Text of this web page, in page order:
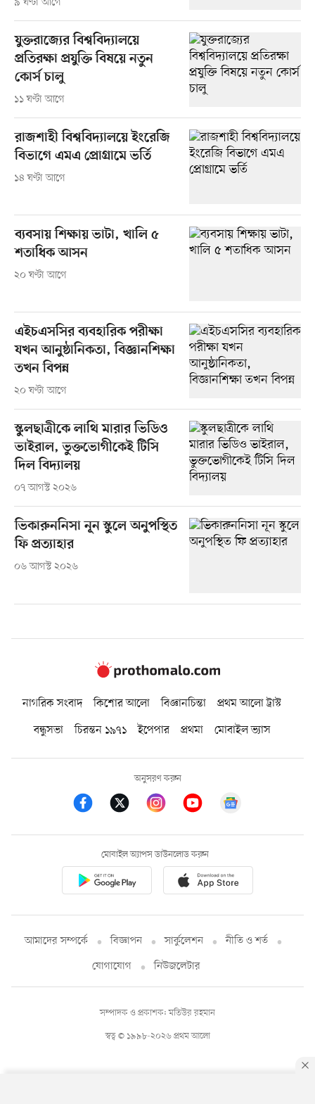
যুক্তরাজ্যের বিশ্ববিদ্যালয়ে
প্রতিরক্ষা প্রযুক্তি বিষয়ে নতুন
কোর্স চালু
১১ ঘণ্টা আগে
রাজশাহী বিশ্ববিদ্যালয়ে ইংরেজি
বিভাগে এমএ প্রোগ্রামে ভর্তি
১৪ ঘণ্টা আগে
ব্যবসায় শিক্ষায় ভাটা, খালি ৫
শতাধিক আসন
২০ ঘণ্টা আগে
এইচএসসির ব্যবহারিক পরীক্ষা
যখন আনুষ্ঠানিকতা, বিজ্ঞানশিক্ষা
তখন বিপন্ন
২০ ঘণ্টা আগে
স্কুলছাত্রীকে লাথি মারার ভিডিও
ভাইরাল, ভুক্তভোগীকেই টিসি
দিল বিদ্যালয়
০৭ আগস্ট ২০২৬
ভিকারুননিসা নূন স্কুলে অনুপস্থিত
ফি প্রত্যাহার
০৬ আগস্ট ২০২৬
নাগরিক সংবাদ কিশোর আলো বিজ্ঞানচিন্তা
প্রথম আলো ট্রাস্ট
বন্ধুসভা
চিরন্তন ১৯৭১ ইপেপার প্রথমা মোবাইল ভ্যাস
অনুসরণ করুন
মোবাইল অ্যাপস ডাউনলোড করুন
আমাদের সম্পর্কে বিজ্ঞাপন সার্কুলেশন
নীতি ও শর্ত
যোগাযোগ
নিউজলেটার
স্বত্ব © ১৯৯৮-২০২৬ প্রথম আলো
সম্পাদক ও প্রকাশক: মতিউর রহমান